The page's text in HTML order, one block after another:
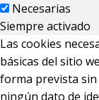
Necesarias
Siempre activado
Las cookies
básicas del sitio
forma prevista sin
ningún dato de